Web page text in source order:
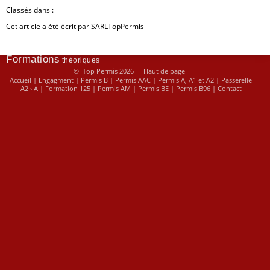
Contact
Formations théoriques
Clas­sés dans :
Cet ar­ticle a été écrit par SARL­Top­Per­mis
© Top Permis 2026 - Haut de page
Accueil | Engagment | Permis B | Permis AAC | Permis A, A1 et A2 | Passerelle
A2 › A| Formation 125| Permis AM | Permis BE| Permis B96| Contact